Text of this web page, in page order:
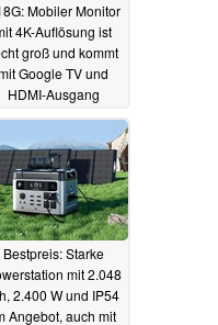
Mobiler Monitor
4K-Auflösung ist
groß und kommt
Google TV und
HDMI-Ausgang
11.05.2025
Bestpreis: Starke
mit 2.048
2.400 W und IP54
Angebot, auch mit